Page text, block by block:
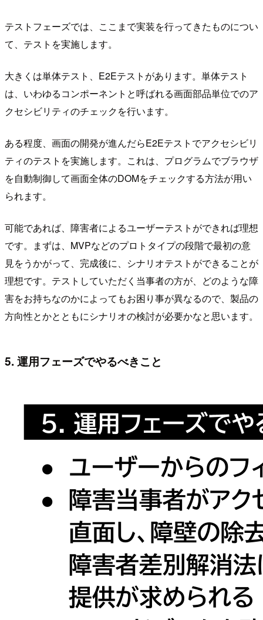
テストフェーズでは、ここまで実装を行ってきたものについ
て、テストを実施します。
大きくは単体テスト、E2Eテストがあります。単体テスト
は、いわゆるコンポーネントと呼ばれる画面部品単位でのア
クセシビリティのチェックを行います。
ある程度、画面の開発が進んだらE2Eテストでアクセシビリ
ティのテストを実施します。これは、プログラムでブラウザ
を自動制御して画面全体のDOMをチェックする方法が用い
られます。
可能であれば、障害者によるユーザーテストができれば理想
です。まずは、MVPなどのプロトタイプの段階で最初の意
見をうかがって、完成後に、シナリオテストができることが
理想です。テストしていただく当事者の方が、どのような障
害をお持ちなのかによってもお困り事が異なるので、製品の
方向性とかとともにシナリオの検討が必要かなと思います。
5. 運用フェーズでやるべきこと